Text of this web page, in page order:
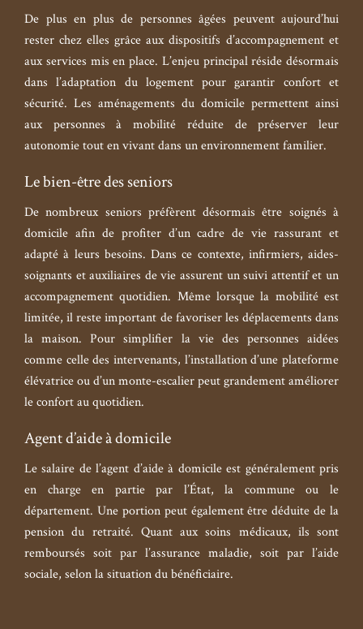
De plus en plus de personnes âgées peuvent aujourd’hui
rester chez elles grâce aux dispositifs d’accompagnement et
aux services mis en place. L’enjeu principal réside désormais
dans l’adaptation du logement pour garantir confort et
sécurité. Les aménagements du domicile permettent ainsi
aux personnes à mobilité réduite de préserver leur
autonomie tout en vivant dans un environnement familier.
Le bien-être des seniors
De nombreux seniors préfèrent désormais être soignés à
domicile afin de profiter d’un cadre de vie rassurant et
adapté à leurs besoins. Dans ce contexte, infirmiers, aides-
soignants et auxiliaires de vie assurent un suivi attentif et un
accompagnement quotidien. Même lorsque la mobilité est
limitée, il reste important de favoriser les déplacements dans
la maison. Pour simplifier la vie des personnes aidées
comme celle des intervenants, l’installation d’une plateforme
élévatrice ou d’un monte-escalier peut grandement améliorer
le confort au quotidien.
Agent d’aide à domicile
Le salaire de l’agent d’aide à domicile est généralement pris
en charge en partie par l’État, la commune ou le
département. Une portion peut également être déduite de la
pension du retraité. Quant aux soins médicaux, ils sont
remboursés soit par l’assurance maladie, soit par l’aide
sociale, selon la situation du bénéficiaire.